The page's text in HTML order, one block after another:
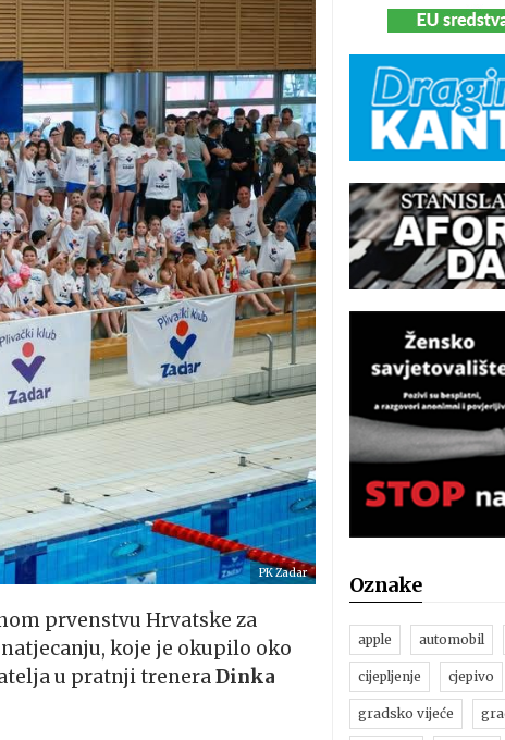
PK Zadar
prvenstvu Hrvatske za
natjecanju, koje je okupilo oko
u pratnji treneraDinka
Oznake
apple automobil
cijepljenje cjepivo
gradsko vijeće